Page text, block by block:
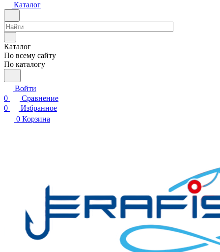
Каталог
Каталог
По всему сайту
По каталогу
Войти
0
Сравнение
0
Избранное
0 Корзина